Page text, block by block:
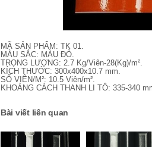
MÃ SẢN PHẨM: TK 01.
MÀU SẮC: MÀU ĐỎ.
TRỌNG LƯỢNG: 2.7 Kg/Viên-28(Kg)/m².
KÍCH THƯỚC: 300x400x10.7 mm.
SỐ VIÊN/M²: 10.5 Viên/m².
KHOẢNG CÁCH THANH LI TÔ: 335-340
Bài viết liên quan